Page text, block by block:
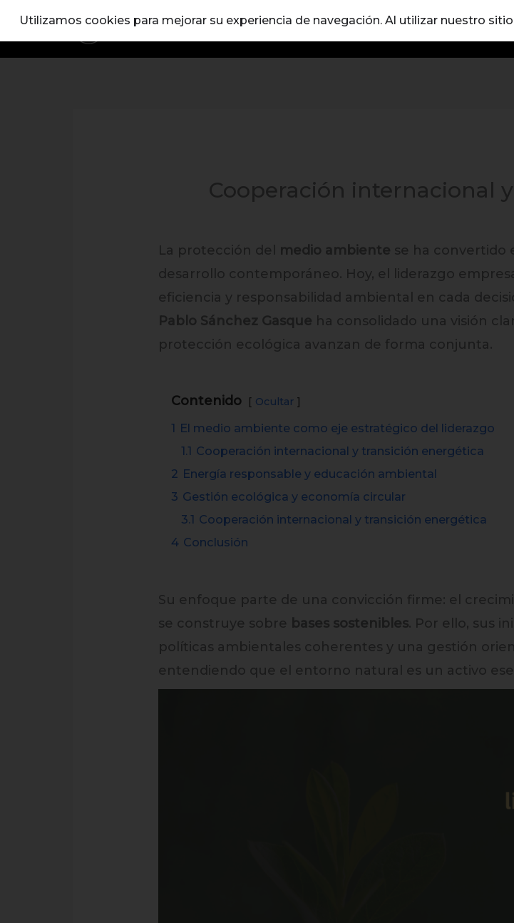
contenido
Home
Cooperación internacional
La protección del medio ambiente se ha convertido
desarrollo contemporáneo. Hoy, el liderazgo
eficiencia y responsabilidad ambiental en cada
Pablo Sánchez Gasque ha consolidado una visión
protección ecológica avanzan de forma conjunta.
Contenido Ocultar
1 El medio ambiente como eje estratégico del liderazgo
1.1 Cooperación internacional y transición energética
2 Energía responsable y educación ambiental
3 Gestión ecológica y economía circular
3.1 Cooperación internacional y transición energética
4 Conclusión
Su enfoque parte de una convicción firme: el
se construye sobre bases sostenibles. Por ello, sus
políticas ambientales coherentes y una gestión
entendiendo que el entorno natural es un activo
Utilizamos cookies para mejorar su experiencia de navegación. Al utilizar nuestro